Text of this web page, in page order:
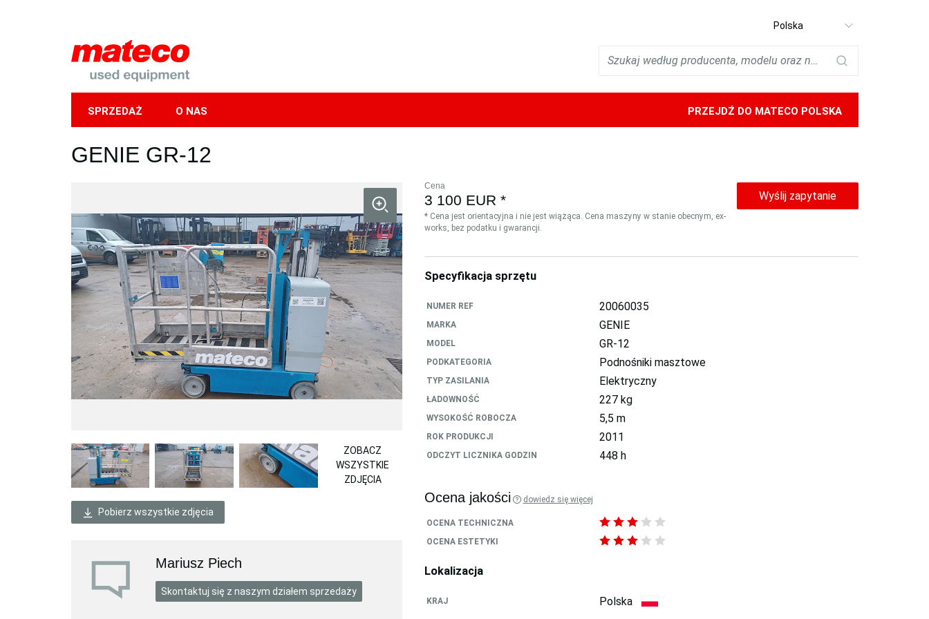
Select
SPRZEDAŻ O NAS PRZEJDŹ DO MATECO POLSKA
GENIE GR-12
ZOBACZ
WSZYSTKIE
ZDJĘCIA
Pobierz wszystkie zdjęcia
Mariusz Piech
Skontaktuj się z naszym działem sprzedaży
Cena
3 100 EUR *
* Cena jest orientacyjna i nie jest wiążąca. Cena maszyny w stanie obecnym, ex-
works, bez podatku i gwarancji.
Wyślij zapytanie
Specyfikacja sprzętu
NUMER REF 20060035
MARKA GENIE
MODEL GR-12
PODKATEGORIA Podnośniki masztowe
TYP ZASILANIA Elektryczny
ŁADOWNOŚĆ 227 kg
WYSOKOŚĆ ROBOCZA 5,5 m
ROK PRODUKCJI 2011
ODCZYT LICZNIKA GODZIN 448 h
Ocena jakości dowiedz się więcej
OCENA TECHNICZNA
OCENA ESTETYKI
Lokalizacja
KRAJ Polska